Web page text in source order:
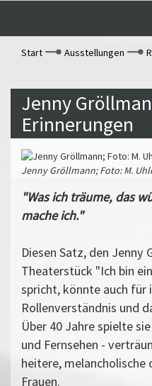
Start
Ausstellungen
Jenny
Erinnerungen
Jenny Gröllmann; Foto: M.
"Was ich träume, das
mache ich."
Diesen Satz, den Jenny
Theaterstück "Ich bin
spricht, könnte auch für
Rollenverständnis und
Über 40 Jahre spielte
und Fernsehen -
heitere,
Frauen.